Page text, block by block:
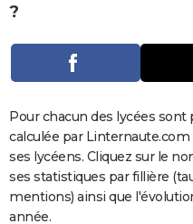
Carte de Noël
Carte Bonne année
Carte Saint-Valentin
Carte Pâques
Carte d'anniversaire
DICTIONNAIRE
Dictionnaire
Biographies
Citations
Expressions
Proverbes
PROGRAMME TV
S'inscrire
Se connecter
Lycées
Collèges
Primaires
Universités
Entreprises
Service militaire
Avis de recherche
AVIS DE DÉCÈS
FORUM
Bricolage
Lifestyle
Culture
Sport
Auto
Television
Voyage
Cinema
?
Pour chacun des lycées
calculée par Linternaute.com
ses lycéens. Cliquez sur le
ses statistiques par fillière
mentions) ainsi que
année.